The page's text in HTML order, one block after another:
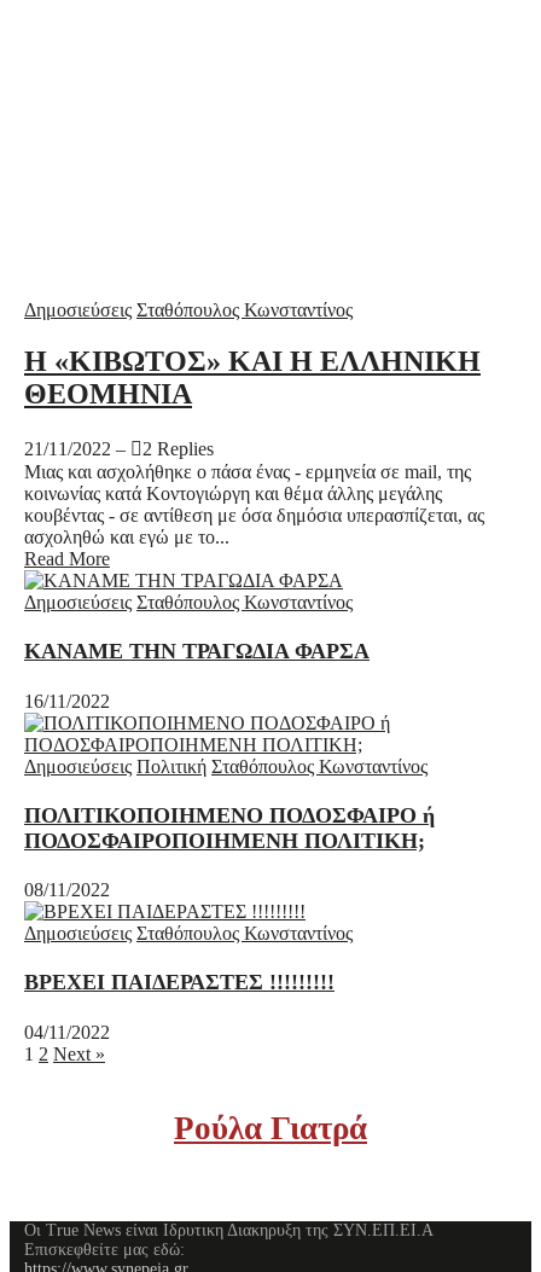
Δημοσιεύσεις Σταθόπουλος Κωνσταντίνος
Η «ΚΙΒΩΤΟΣ» ΚΑΙ Η ΕΛΛΗΝΙΚΗ
ΘΕΟΜΗΝΙΑ
21/11/2022 –
2 Replies
Μιας και ασχολήθηκε ο πάσα ένας - ερμηνεία σε mail, της
κοινωνίας κατά Κοντογιώργη και θέμα άλλης μεγάλης
κουβέντας - σε αντίθεση με όσα δημόσια υπερασπίζεται, ας
ασχοληθώ και εγώ με το...
Read More
Δημοσιεύσεις Σταθόπουλος Κωνσταντίνος
ΚΑΝΑΜΕ ΤΗΝ ΤΡΑΓΩΔΙΑ ΦΑΡΣΑ
16/11/2022
Δημοσιεύσεις Πολιτική Σταθόπουλος Κωνσταντίνος
ΠΟΛΙΤΙΚΟΠΟΙΗΜΕΝΟ ΠΟΔΟΣΦΑΙΡΟ ή
ΠΟΔΟΣΦΑΙΡΟΠΟΙΗΜΕΝΗ ΠΟΛΙΤΙΚΗ;
08/11/2022
Δημοσιεύσεις Σταθόπουλος Κωνσταντίνος
ΒΡΕΧΕΙ ΠΑΙΔΕΡΑΣΤΕΣ !!!!!!!!!
04/11/2022
1 2 Next »
Ρούλα Γιατρά
Οι True News είναι Ιδρυτικη Διακηρυξη της ΣΥΝ.ΕΠ.ΕΙ.Α
Επισκεφθείτε μας εδώ: